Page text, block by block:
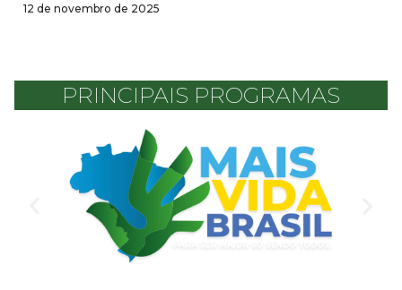
12 de novembro de 2025
PRINCIPAIS PROGRAMAS